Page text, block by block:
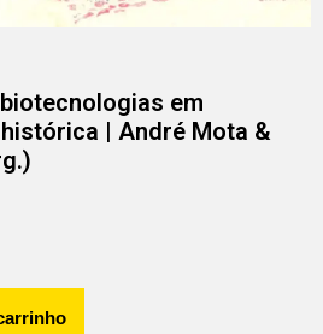
em
| André Mota &